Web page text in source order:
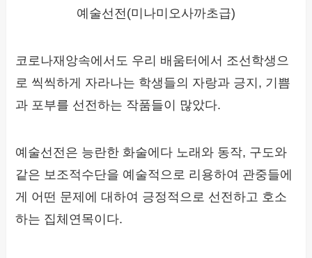
예술선전(미나미오사까초급)
코로나재앙속에서도 우리 배움터에서 조선학생으
로 씩씩하게 자라나는 학생들의 자랑과 긍지, 기쁨
과 포부를 선전하는 작품들이 많았다.
예술선전은 능란한 화술에다 노래와 동작, 구도와
같은 보조적수단을 예술적으로 리용하여 관중들에
게 어떤 문제에 대하여 긍정적으로 선전하고 호소
하는 집체연목이다.